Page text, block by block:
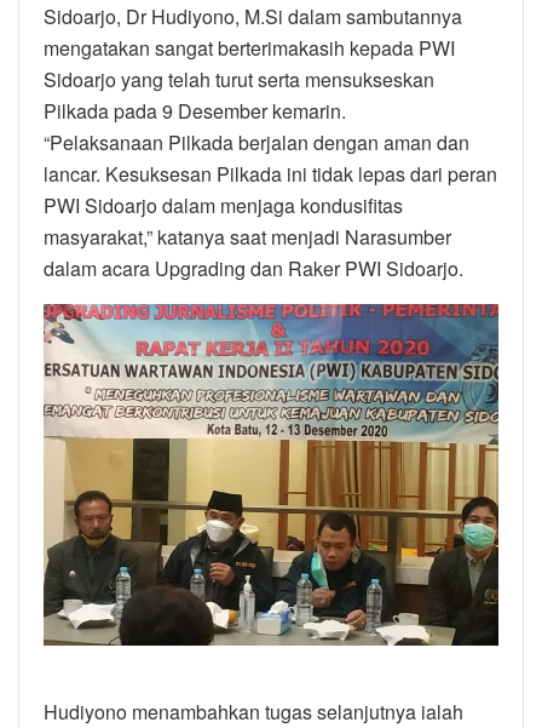
Sidoarjo, Dr Hudiyono, M.Si dalam sambutannya
mengatakan sangat berterimakasih kepada PWI
Sidoarjo yang telah turut serta mensukseskan
Pilkada pada 9 Desember kemarin.
“Pelaksanaan Pilkada berjalan dengan aman dan
lancar. Kesuksesan Pilkada ini tidak lepas dari peran
PWI Sidoarjo dalam menjaga kondusifitas
masyarakat,” katanya saat menjadi Narasumber
dalam acara Upgrading dan Raker PWI Sidoarjo.
Hudiyono menambahkan tugas selanjutnya ialah